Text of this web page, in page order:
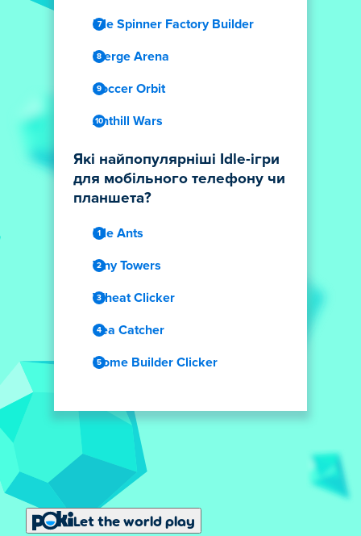
Idle Spinner Factory Builder
Merge Arena
Soccer Orbit
Anthill Wars
Які найпопулярніші Idle-ігри
для мобільного телефону чи
планшета?
Idle Ants
Tiny Towers
Wheat Clicker
Sea Catcher
Home Builder Clicker
Let the world play